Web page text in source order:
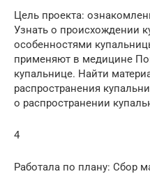
Цель проекта:
Узнать о происхождении
особенностями
применяют в медицине
купальнице. Найти
распространения
о распространении
4
Работала по плану: Сбор